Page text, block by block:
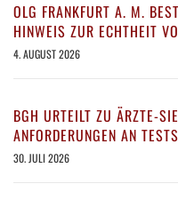
OLG FRANKFURT A. M.
HINWEIS ZUR ECHTHEIT
4. AUGUST 2026
BGH URTEILT ZU ÄRZTE-
ANFORDERUNGEN AN
30. JULI 2026